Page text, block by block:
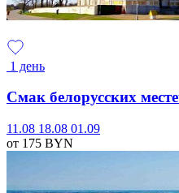
1 день
Смак белорусских
11.08 18.08 01.09
от 175 BYN